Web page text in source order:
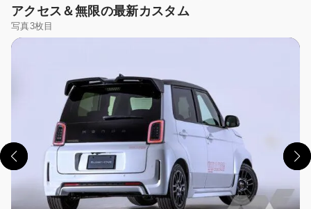
アクセス＆無限の最新カスタム
写真3枚目